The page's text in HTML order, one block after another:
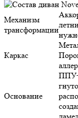
Механизм
трансформации
Каркас
Основание